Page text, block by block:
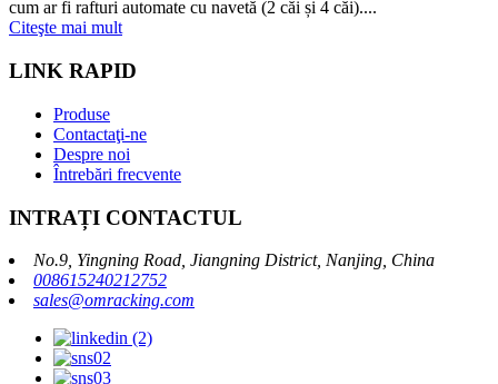
cum ar fi rafturi automate cu navetă (2 căi și 4 căi)....
Citeşte mai mult
LINK RAPID
Produse
Contactaţi-ne
Despre noi
Întrebări frecvente
INTRAȚI CONTACTUL
No.9, Yingning Road, Jiangning District, Nanjing, China
008615240212752
sales@omracking.com